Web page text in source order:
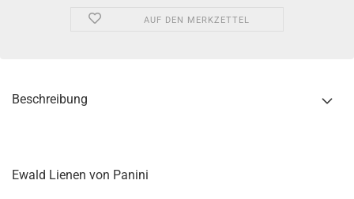
AUF DEN MERKZETTEL
Beschreibung
Ewald Lienen von Panini